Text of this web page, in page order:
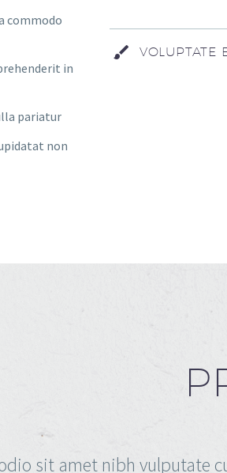
commodo
in
pariatur
non
VOLUPTATE
sit amet nibh vulputate